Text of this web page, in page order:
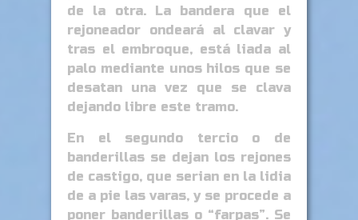
de la otra. La bandera que el
rejoneador ondeará al clavar y
tras el embroque, está liada al
palo mediante unos hilos que se
desatan una vez que se clava
dejando libre este tramo.
En el segundo tercio o de
banderillas se dejan los rejones
de castigo, que serian en la lidia
de a pie las varas, y se procede a
poner banderillas o “farpas”. Se